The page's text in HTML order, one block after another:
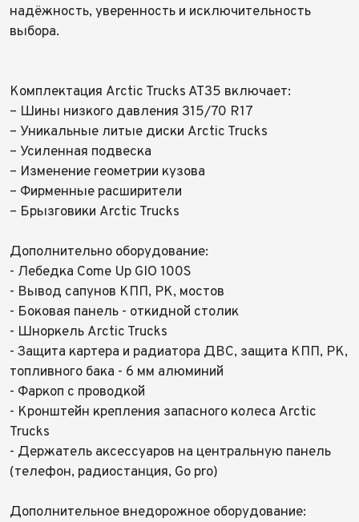
надёжность, уверенность и исключительность
выбора.
Комплектация Arctic Trucks AT35 включает:
– Шины низкого давления 315/70 R17
– Уникальные литые диски Arctic Trucks
– Усиленная подвеска
– Изменение геометрии кузова
– Фирменные расширители
– Брызговики Arctic Trucks
Дополнительно оборудование:
- Лебедка Come Up GIO 100S
- Вывод сапунов КПП, РК, мостов
- Боковая панель - откидной столик
- Шноркель Arctic Trucks
- Защита картера и радиатора ДВС, защита КПП, РК,
топливного бака - 6 мм алюминий
- Фаркоп с проводкой
- Кронштейн крепления запасного колеса Arctic
Trucks
- Держатель аксессуаров на центральную панель
(телефон, радиостанция, Go pro)
Дополнительное внедорожное оборудование:
Заказ консультации
Телефон*
Ваш город
Для Вашего удобства мы перезвоним Вам в рабочее
время, если будем знать Ваш часовой пояс.
Модель
персональных данных
Отправить
Ваше сообщение отправлено!
Телефон*
Ваш город
Для Вашего удобства мы перезвоним Вам в рабочее
время, если будем знать Ваш часовой пояс.
Принимаю условия соглашения
персональных данных
Отправить
Ваш город*
Марка и Модель*
Количество владельцев
Принимаю условиясоглашения
персональных данных
Марка и Модель
Год выпуска
Принимаю условия соглашения
персональных данных
Отправить
Ваше сообщение отправлено!